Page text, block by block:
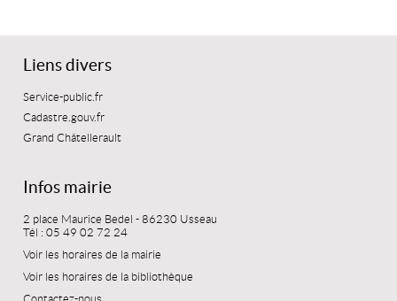
Liens divers
Service-public.fr
Cadastre.gouv.fr
Grand Châtellerault
Infos mairie
2 place Maurice Bedel - 86230 Usseau
Tél : 05 49 02 72 24
Voir les horaires de la mairie
Voir les horaires de la bibliothèque